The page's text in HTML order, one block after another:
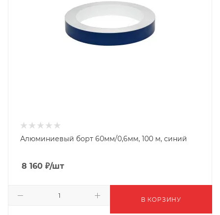
Алюминиевый борт 60мм/0,6мм, 100 м, синий
8 160 ₽/шт
В КОРЗИНУ